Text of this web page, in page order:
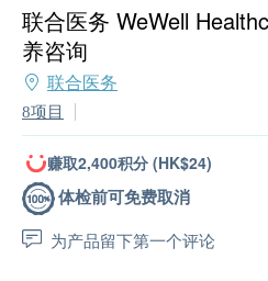
联合医务 WeWell
养咨询
联合医务
8项目
赚取2,400积分 (HK$24)
体检前可免费取消
为产品留下第一个评论